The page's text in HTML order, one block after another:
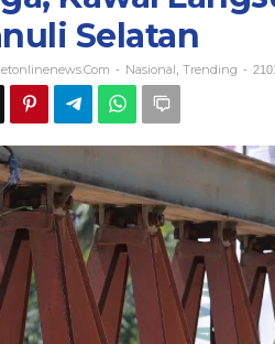
Infrastruktur
Selatan
Selatan
- Nasional Trending -